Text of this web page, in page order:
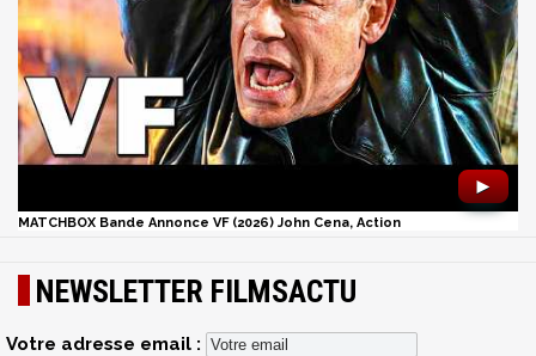
►
MATCHBOX Bande Annonce VF (2026) John Cena, Action
NEWSLETTER FILMSACTU
Votre adresse email :